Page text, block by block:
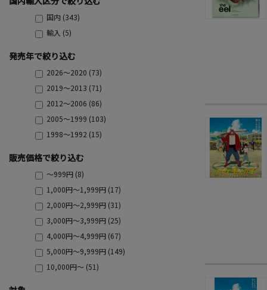
国内 (343)
輸入 (5)
発売年で絞り込む
2026～2020 (73)
2019～2013 (71)
2012～2006 (86)
2005～1999 (103)
1998～1992 (15)
販売価格で絞り込む
～999円 (8)
1,000円～1,999円 (17)
2,000円～2,999円 (31)
3,000円～3,999円 (25)
4,000円～4,999円 (67)
5,000円～9,999円 (149)
10,000円～ (51)